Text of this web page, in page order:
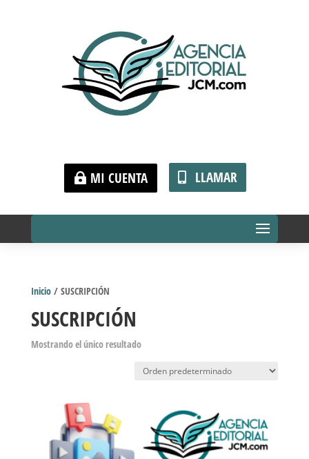
MI CUENTA LLAMAR
Inicio/ SUSCRIPCIÓN
SUSCRIPCIÓN
Mostrando el único resultado